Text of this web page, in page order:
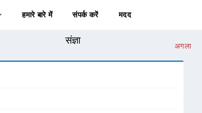
हमारे बारे में संपर्क करें मदद
संज्ञा
अगला